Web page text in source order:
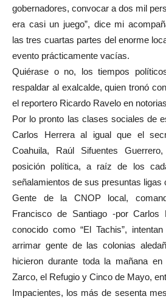
gobernadores, convocar a dos mil
era casi un juego”, dice mi
las tres cuartas partes del enorme
evento prácticamente vacías.
Quiérase o no, los tiempos
respaldar al exalcalde, quien tronó
el reportero Ricardo Ravelo en
Por lo pronto las clases sociales de
Carlos Herrera al igual que el
Coahuila, Raúl Sifuentes
posición política, a raíz de los
señalamientos de sus presuntas ligas
Gente de la CNOP local,
Francisco de Santiago -por Carlos
conocido como “El Tachis”,
arrimar gente de las colonias
hicieron durante toda la mañana
Zarco, el Refugio y Cinco de Mayo,
Impacientes, los más de sesenta